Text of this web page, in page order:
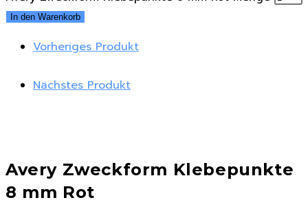
In den Warenkorb
Vorheriges Produkt
Nächstes Produkt
Avery Zweckform Klebepunkte
8 mm Rot